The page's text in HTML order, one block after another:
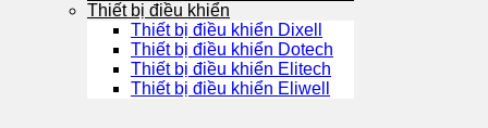
Thiết bị điều khiển
Thiết bị điều khiển Dixell
Thiết bị điều khiển Dotech
Thiết bị điều khiển Elitech
Thiết bị điều khiển Eliwell